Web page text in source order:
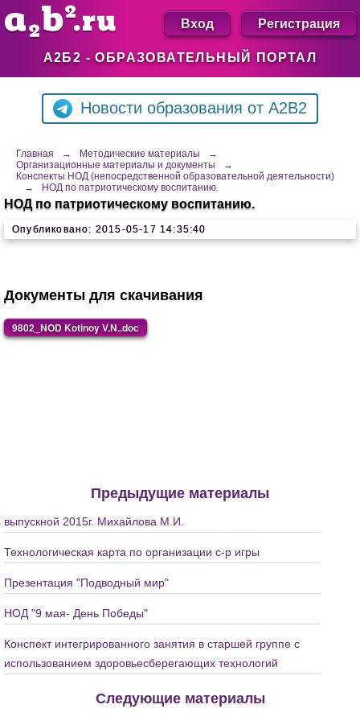
А2Б2 - ОБРАЗОВАТЕЛЬНЫЙ ПОРТАЛ
Вход Регистрация
Новости образования от A2B2
Главная → Методические материалы
→
Организационные материалы и документы
→
Конспекты НОД (непосредственной образовательной деятельности)
→
НОД по патриотическому воспитанию.
НОД по патриотическому воспитанию.
Опубликовано: 2015-05-17 14:35:40
Документы для скачивания
9802_NOD Kotinoy V.N..doc
Предыдущие материалы
выпускной 2015г. Михайлова М.И.
Технологическая карта по организации с-р игры
Презентация "Подводный мир"
НОД "9 мая- День Победы"
Конспект интегрированного занятия в старшей группе с
использованием здоровьесберегающих технологий
Следующие материалы